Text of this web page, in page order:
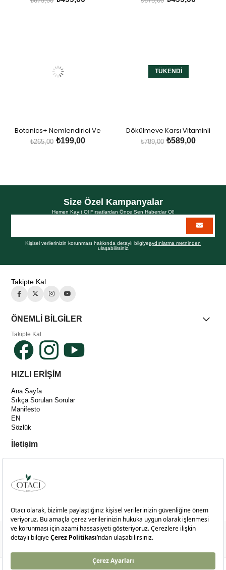
Botanics+ Nemlendirici Ve
Besleyici Dudak Bakım Kremi -
₺199,00
₺265,00
TÜKENDI
Dökülmeye Karşı Vitaminli
Bitkisel Şampuan
₺589,00
₺789,00
Size Özel Kampanyalar
Hemen Kayıt Ol Fırsatlardan Önce Sen Haberdar Ol!
Kişisel verilerinizin korunması hakkında detaylı bilgiyeaydınlatma metninden
ulaşabilirsiniz.
Takipte Kal
ÖNEMLİ BİLGİLER
Takipte Kal
HIZLI ERİŞİM
Ana Sayfa
Sıkça Sorulan Sorular
Manifesto
EN
Sözlük
İletişim
Destek: +90 212 481 30 50
Adres :
Merkez Mah. Bağlar Cad. No:14C İç Kapı No:4 Kağıthane-İSTANBUL